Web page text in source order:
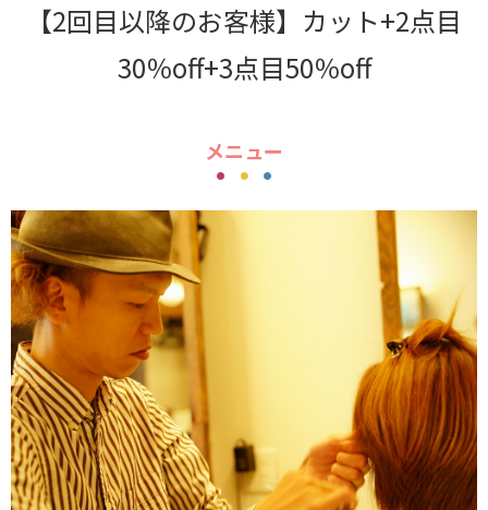
【2回目以降のお客様】カット+2点目
30％off+3点目50％off
メニュー